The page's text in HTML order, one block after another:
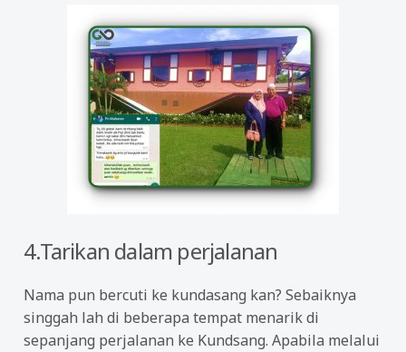
4.Tarikan dalam perjalanan
Nama pun bercuti ke kundasang kan? Sebaiknya
singgah lah di beberapa tempat menarik di
sepanjang perjalanan ke Kundsang. Apabila melalui